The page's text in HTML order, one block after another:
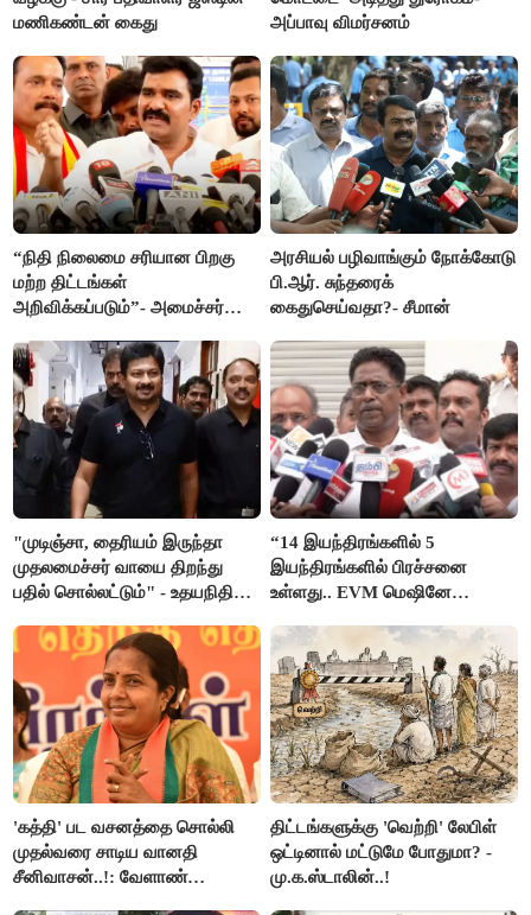
மணிகண்டன் கைது
அப்பாவு விமர்சனம்
“நிதி நிலைமை சரியான பிறகு
மற்ற திட்டங்கள்
அறிவிக்கப்படும்”- அமைச்சர்
அரசியல் பழிவாங்கும் நோக்கோடு
பி.ஆர். சுந்தரைக்
கைதுசெய்வதா?- சீமான்
"முடிஞ்சா, தைரியம் இருந்தா
முதலமைச்சர் வாயை திறந்து
பதில் சொல்லட்டும்" - உதயநிதி
“14 இயந்திரங்களில் 5
இயந்திரங்களில் பிரச்சனை
உள்ளது.. EVM மெஷினே
இளங்கோ
'கத்தி' பட வசனத்தை சொல்லி
முதல்வரை சாடிய வானதி
சீனிவாசன்..!: வேளாண்
திட்டங்களுக்கு 'வெற்றி' லேபிள்
ஒட்டினால் மட்டுமே போதுமா? -
மு.க.ஸ்டாலின்..!